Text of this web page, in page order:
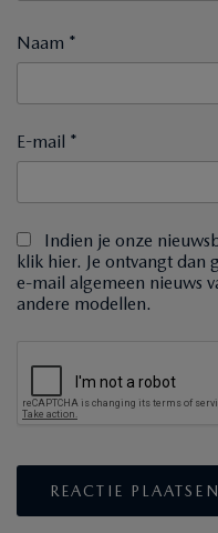
Naam *
E-mail *
Indien je onze
klik hier. Je ontvangt dan
e-mail algemeen nieuws
andere modellen.